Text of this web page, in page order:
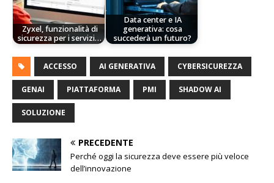
Zyxel, funzionalità di
sicurezza per i servizi…
Data center e IA
generativa: cosa
succederà un futuro?
ACCESSO AI GENERATIVA CYBERSICUREZZA
GENAI PIATTAFORMA PMI SHADOW AI
SOLUZIONE
PRECEDENTE
Perché oggi la sicurezza deve essere più veloce
dell’innovazione